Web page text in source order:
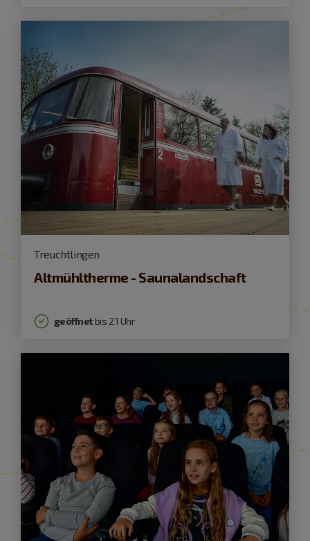
Treuchtlingen
Altmühltherme - Saunalandschaft
geöffnetbis 21 Uhr